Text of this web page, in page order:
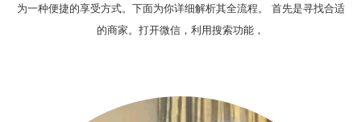
为一种便捷的享受方式。下面为你详细解析其全流程。 首先是寻找合适
的商家。打开微信，利用搜索功能，